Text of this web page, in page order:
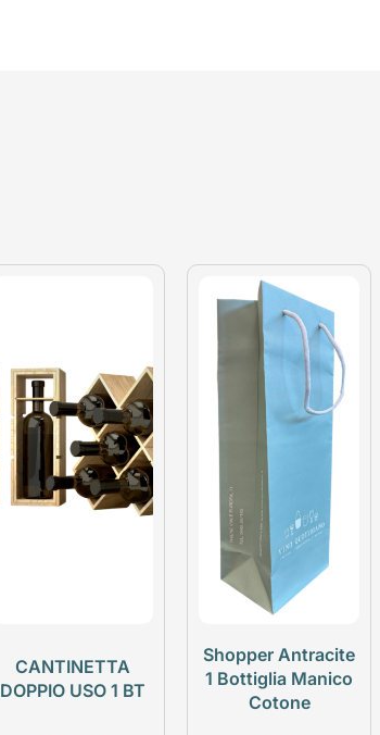
CANTINETTA
DOPPIO USO 1 BT
Shopper Antracite
1 Bottiglia Manico
Cotone